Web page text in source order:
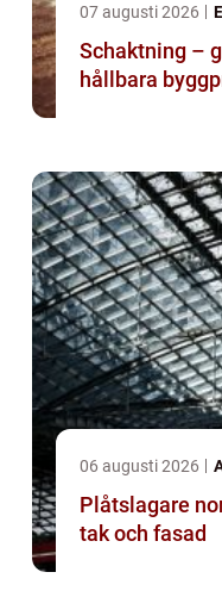
07 augusti 2026
Schaktning –
hållbara
06 augusti 2026
Plåtslagare
tak och fasad